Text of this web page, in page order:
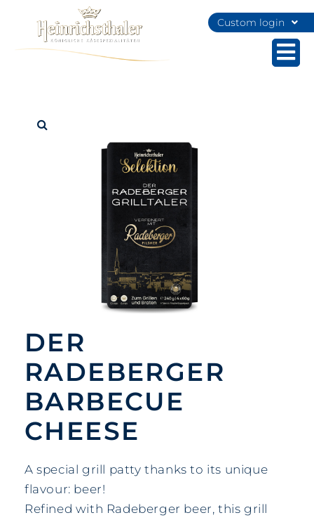
Custom login
DER
RADEBERGER
BARBECUE
CHEESE
A special grill patty thanks to its unique
flavour: beer!
Refined with Radeberger beer, this grill